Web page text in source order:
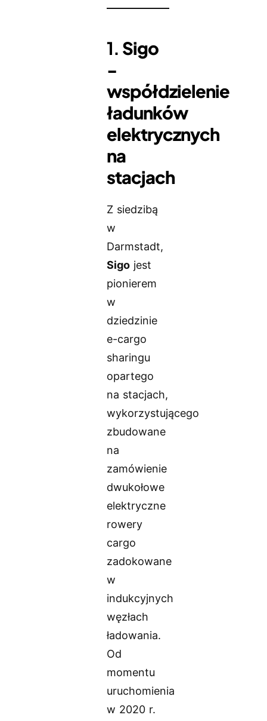
1. Sigo
-
współdzielenie
ładunków
elektrycznych
na
stacjach
Z siedzibą
w
Darmstadt,
Sigo jest
pionierem
w
dziedzinie
e-cargo
sharingu
opartego
na stacjach,
wykorzystującego
zbudowane
na
zamówienie
dwukołowe
elektryczne
rowery
cargo
zadokowane
w
indukcyjnych
węzłach
ładowania.
Od
momentu
uruchomienia
w 2020 r.